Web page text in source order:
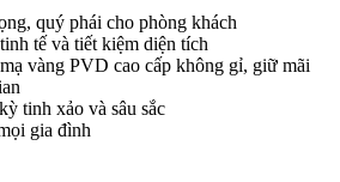
quý phái cho phòng khách
tế và tiết kiệm diện tích
vàng PVD cao cấp không gỉ, giữ mãi
tinh xảo và sâu sắc
gia đình